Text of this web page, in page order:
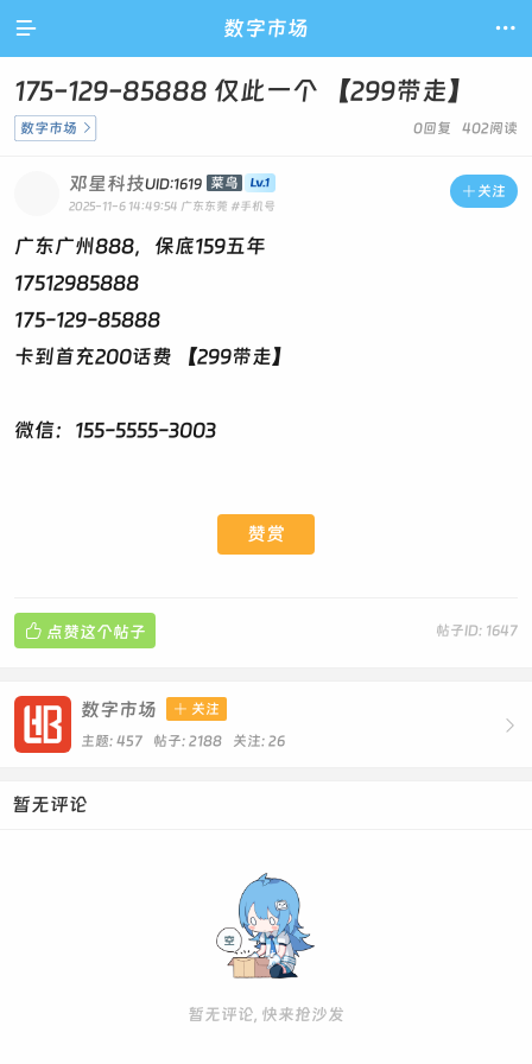
 数字市场 
175-129-85888 仅此一个 【299带走】
0回复 402阅读
数字市场 
 关注
邓星科技UID:1619 菜鸟
2025-11-6 14:49:54 广东东莞 #手机号
广东广州888，保底159五年
17512985888
175-129-85888
卡到首充200话费 【299带走】
微信：155-5555-3003
赞赏
帖子ID: 1647
 点赞这个帖子

数字市场  关注
主题: 457 帖子: 2188 关注: 26
暂无评论
暂无评论, 快来抢沙发